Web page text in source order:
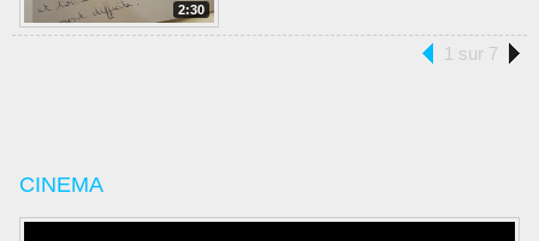
2:30
1 sur 7
CINEMA